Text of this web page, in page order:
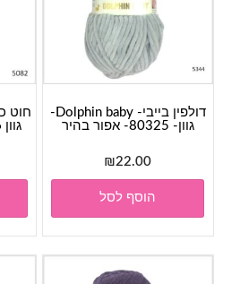
דולפין בייבי- Dolphin baby-
גוון- 80325- אפור בהיר
₪22.00
הוסף לסל
גוון 105-06- ורוד פוקסיה